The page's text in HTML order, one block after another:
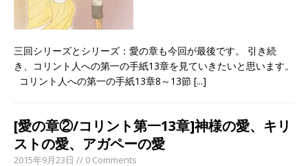
三回シリーズとシリーズ：愛の章も今回が最後です。 引き続
き、コリント人への第一の手紙13章を見ていきたいと思います。
コリント人への第一の手紙13章8～13節 [...]
[愛の章②/コリント第一13章]神様の愛、キリ
ストの愛、アガペーの愛
2015年9月23日 // 0 Comments